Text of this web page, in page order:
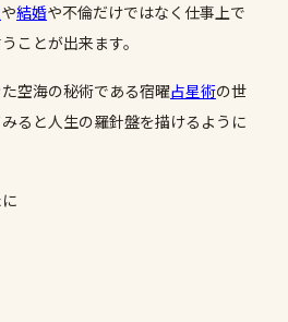
や結婚や不倫だけではなく仕事上で
ことが出来ます。
空海の秘術である宿曜占星術の世
ると人生の羅針盤を描けるように